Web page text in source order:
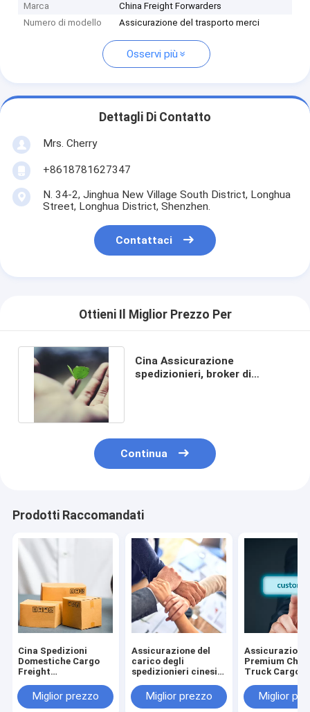
Marca
China Freight Forwarders
Numero di modello
Assicurazione del trasporto merci
Osservi più
Dettagli Di Contatto
Mrs. Cherry
+8618781627347
N. 34-2, Jinghua New Village South District, Longhua
Street, Longhua District, Shenzhen.
Contattaci
Ottieni Il Miglior Prezzo Per
Cina Assicurazione
spedizionieri, broker di
Continua
Prodotti Raccomandati
Cina Spedizioni
Domestiche Cargo
Freight
copertura Procedura
di reclami
Miglior prezzo
Assicurazione del
carico degli
spedizionieri cinesi
Miglior prezzo
Assicurazione
Premium
Truck Cargo
Ripristino
Miglior